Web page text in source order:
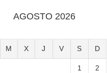
AGOSTO 2026
M X J V S D
1 2